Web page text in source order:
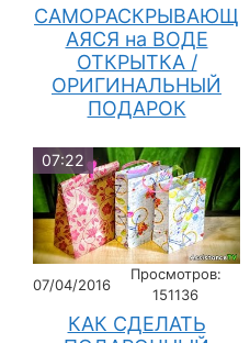
САМОРАСКРЫВАЮЩ
АЯСЯ на ВОДЕ
ОТКРЫТКА /
ОРИГИНАЛЬНЫЙ
ПОДАРОК
07:22
07/04/2016
Просмотров:
151136
КАК СДЕЛАТЬ